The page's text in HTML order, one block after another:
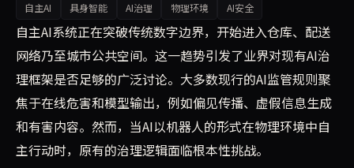
自主AI 具身智能 AI治理 物理环境 AI安全
自主AI系统正从软件领域扩展到仓库、配送网络和公共空
自主AI系统正在突破传统数字边界，开始进入仓库、配送
网络乃至城市公共空间。这一趋势引发了业界对现有AI治
理框架是否足够的广泛讨论。大多数现行的AI监管规则聚
焦于在线危害和模型输出，例如偏见传播、虚假信息生成
和有害内容。然而，当AI以机器人的形式在物理环境中自
主行动时，原有的治理逻辑面临根本性挑战。